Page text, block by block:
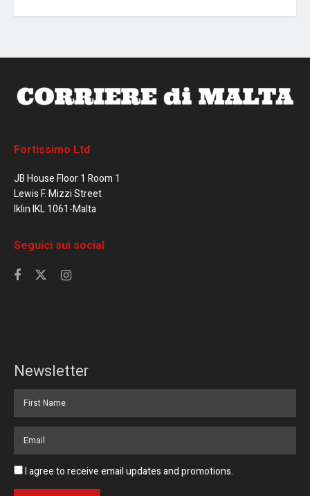
Fortissimo Ltd
JB House Floor 1 Room 1
Lewis F. Mizzi Street
Iklin IKL 1061-Malta
Seguici sui social
Newsletter
I agree to receive email updates and promotions.